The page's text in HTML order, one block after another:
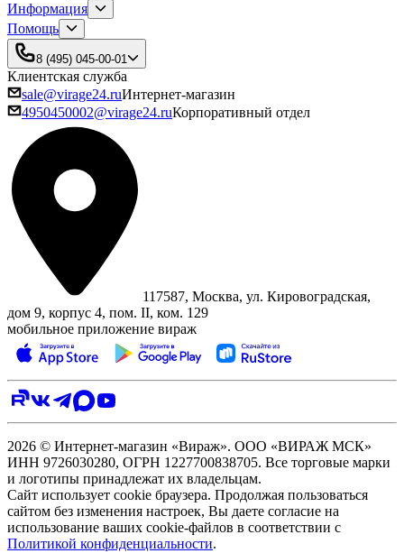
Информация
Помощь
8 (495) 045-00-01
Клиентская служба
sale@virage24.ruИнтернет-магазин
4950450002@virage24.ruКорпоративный отдел
117587, Москва, ул. Кировоградская,
дом 9, корпус 4, пом. II, ком. 129
мобильное приложение вираж
2026 © Интернет-магазин «Вираж». ООО «ВИРАЖ МСК»
ИНН 9726030280, ОГРН 1227700838705. Все торговые марки
и логотипы принадлежат их владельцам.
Сайт использует cookie браузера. Продолжая пользоваться
сайтом без изменения настроек, Вы даете согласие на
использование ваших cookie-файлов в соответствии с
Политикой конфиденциальности.